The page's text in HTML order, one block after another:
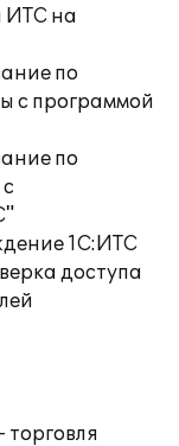
ИТС на
по
с программой
по
1С:ИТС
доступа